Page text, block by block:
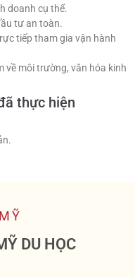
doanh cụ thể.
tư an toàn.
tiếp tham gia vận hành
về môi trường, văn hóa kinh
thực hiện
DU HỌC